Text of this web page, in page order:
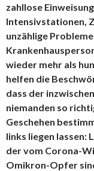
zahllose
Intensivstationen,
unzählige
wieder mehr als
helfen die
dass der
niemanden so
Geschehen
links liegen lassen:
der vom Corona-
Omikron-Opfer